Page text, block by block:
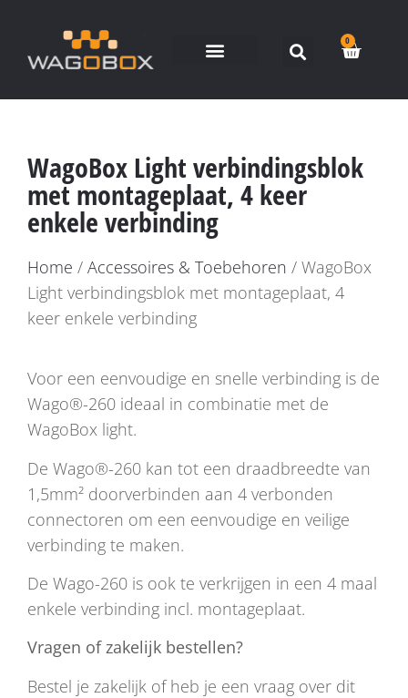
0
WagoBox Light verbindingsblok
met montageplaat, 4 keer
enkele verbinding
Home / Accessoires & Toebehoren / WagoBox
Light verbindingsblok met montageplaat, 4
keer enkele verbinding
Voor een eenvoudige en snelle verbinding is de
Wago®-260 ideaal in combinatie met de
WagoBox light.
De Wago®-260 kan tot een draadbreedte van
1,5mm² doorverbinden aan 4 verbonden
connectoren om een eenvoudige en veilige
verbinding te maken.
De Wago-260 is ook te verkrijgen in een 4 maal
enkele verbinding incl. montageplaat.
Vragen of zakelijk bestellen?
Bestel je zakelijk of heb je een vraag over dit